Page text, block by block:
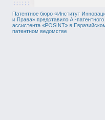
Патентное бюро «Институт
и Права» представило AI-патентного
ассистента «POSINT» в
патентном ведомстве